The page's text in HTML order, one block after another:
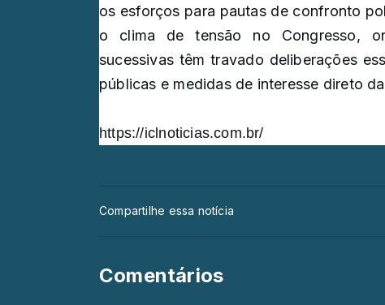
os esforços para pautas de confronto
o clima de tensão no Congresso,
sucessivas têm travado deliberações
públicas e medidas de interesse direto
https://iclnoticias.com.br/
Compartilhe essa notícia
Comentários